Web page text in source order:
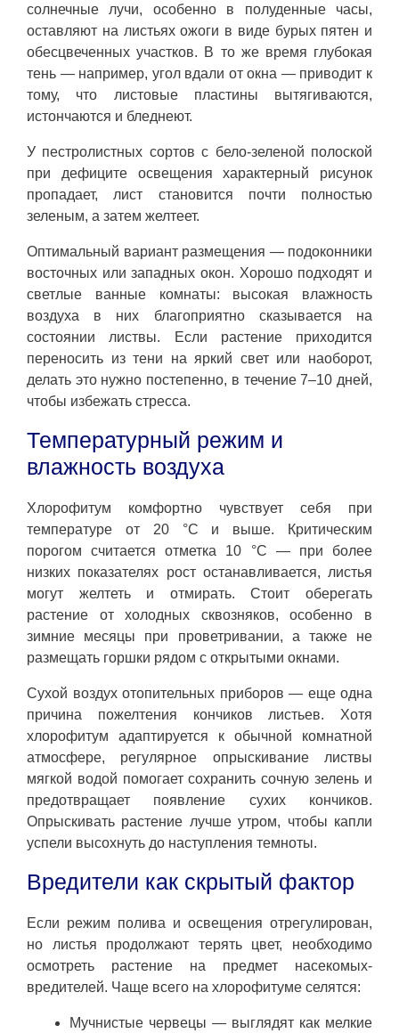
солнечные лучи, особенно в полуденные часы,
оставляют на листьях ожоги в виде бурых пятен и
обесцвеченных участков. В то же время глубокая
тень — например, угол вдали от окна — приводит к
тому, что листовые пластины вытягиваются,
истончаются и бледнеют.
У пестролистных сортов с бело-зеленой полоской
при дефиците освещения характерный рисунок
пропадает, лист становится почти полностью
зеленым, а затем желтеет.
Оптимальный вариант размещения — подоконники
восточных или западных окон. Хорошо подходят и
светлые ванные комнаты: высокая влажность
воздуха в них благоприятно сказывается на
состоянии листвы. Если растение приходится
переносить из тени на яркий свет или наоборот,
делать это нужно постепенно, в течение 7–10 дней,
чтобы избежать стресса.
Температурный режим и
влажность воздуха
Хлорофитум комфортно чувствует себя при
температуре от 20 °C и выше. Критическим
порогом считается отметка 10 °C — при более
низких показателях рост останавливается, листья
могут желтеть и отмирать. Стоит оберегать
растение от холодных сквозняков, особенно в
зимние месяцы при проветривании, а также не
размещать горшки рядом с открытыми окнами.
Сухой воздух отопительных приборов — еще одна
причина пожелтения кончиков листьев. Хотя
хлорофитум адаптируется к обычной комнатной
атмосфере, регулярное опрыскивание листвы
мягкой водой помогает сохранить сочную зелень и
предотвращает появление сухих кончиков.
Опрыскивать растение лучше утром, чтобы капли
успели высохнуть до наступления темноты.
Вредители как скрытый фактор
Если режим полива и освещения отрегулирован,
но листья продолжают терять цвет, необходимо
осмотреть растение на предмет насекомых-
вредителей. Чаще всего на хлорофитуме селятся:
Мучнистые червецы — выглядят как мелкие